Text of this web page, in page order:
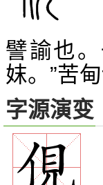
譬諭也
妺。”苦
字源演变